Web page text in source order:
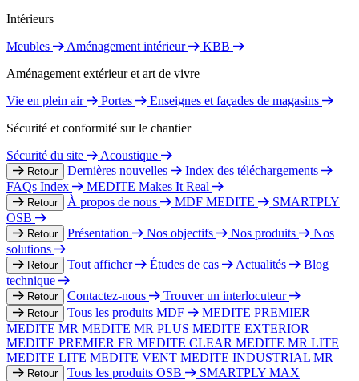
Intérieurs
Meubles
Aménagement intérieur
KBB
Aménagement extérieur et art de vivre
Vie en plein air
Portes
Enseignes et façades de magasins
Sécurité et conformité sur le chantier
Sécurité du site
Acoustique
Retour Dernières nouvelles
Index des téléchargements
FAQs Index
MEDITE Makes It Real
Retour À propos de nous MDF MEDITE
SMARTPLY
OSB
Retour Présentation Nos objectifs Nos produits
Nos
solutions
Retour Tout afficher Études de cas Actualités
Blog
technique
Retour Contactez-nous Trouver un interlocuteur
Retour Tous les produits MDF
MEDITE PREMIER
MEDITE MR MEDITE MR PLUS MEDITE EXTERIOR
MEDITE PREMIER FR MEDITE CLEAR MEDITE MR LITE
MEDITE LITE MEDITE VENT MEDITE INDUSTRIAL MR
Retour Tous les produits OSB
SMARTPLY MAX